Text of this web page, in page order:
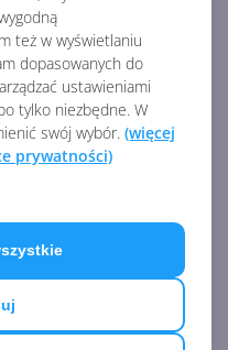
też w wyświetlaniu
dopasowanych do
ustawieniami
tylko niezbędne. W
swój wybór. (więcej
prywatności)
URZĄDZENIA
prezentuje Codex
panel do
agentów AI
era
bez aplikacji